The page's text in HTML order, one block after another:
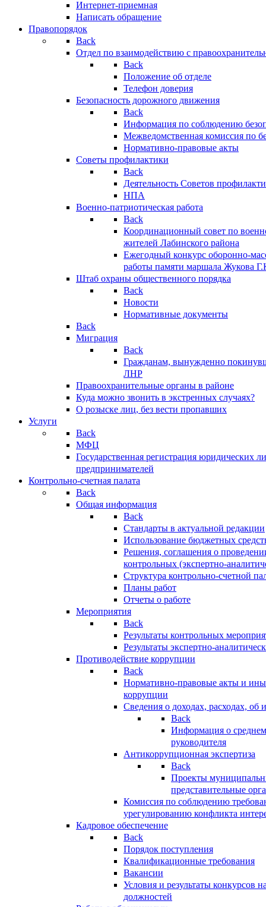
Интернет-приемная
Написать обращение
Правопорядок
Back
Отдел по взаимодействию с
Back
Положение об отделе
Телефон доверия
Безопасность дорожного движения
Back
Информация по соблюдению
Межведомственная комиссия по
Нормативно-правовые акты
Советы профилактики
Back
Деятельность Советов
НПА
Военно-патриотическая работа
Back
Координационный совет по
жителей Лабинского района
Ежегодный конкурс оборонно-
работы памяти маршала Жукова
Штаб охраны общественного порядка
Back
Новости
Нормативные документы
Back
Миграция
Back
Гражданам, вынужденно
ЛНР
Правоохранительные органы в районе
Куда можно звонить в экстренных случаях?
О розыске лиц, без вести пропавших
Услуги
Back
МФЦ
Государственная регистрация юридических
предпринимателей
Контрольно-счетная палата
Back
Общая информация
Back
Стандарты в актуальной редакции
Использование бюджетных
Решения, соглашения о
контрольных (экспертно-
Структура контрольно-счетной
Планы работ
Отчеты о работе
Мероприятия
Back
Результаты контрольных
Результаты экспертно-
Противодействие коррупции
Back
Нормативно-правовые акты и
коррупции
Сведения о доходах, расходах, об
Back
Информация о
руководителя
Антикоррупционная экспертиза
Back
Проекты
представительные
Комиссия по соблюдению
урегулированию конфликта
Кадровое обеспечение
Back
Порядок поступления
Квалификационные требования
Вакансии
Условия и результаты конкурсов
должностей